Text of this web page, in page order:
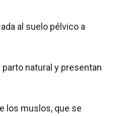
al suelo pélvico a
natural y presentan
los muslos, que se